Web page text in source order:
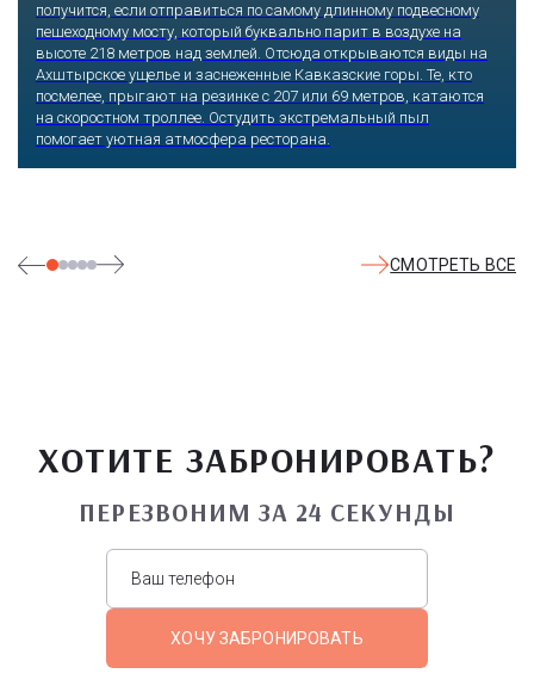
получится, если отправиться по самому длинному подвесному
пешеходному мосту, который буквально парит в воздухе на
высоте 218 метров над землей. Отсюда открываются виды на
Ахштырское ущелье и заснеженные Кавказские горы. Те, кто
посмелее, прыгают на резинке с 207 или 69 метров, катаются
на скоростном троллее. Остудить экстремальный пыл
помогает уютная атмосфера ресторана.
СМОТРЕТЬ ВСЕ
ХОТИТЕ ЗАБРОНИРОВАТЬ?
ПЕРЕЗВОНИМ ЗА 24 СЕКУНДЫ
ХОЧУ ЗАБРОНИРОВАТЬ